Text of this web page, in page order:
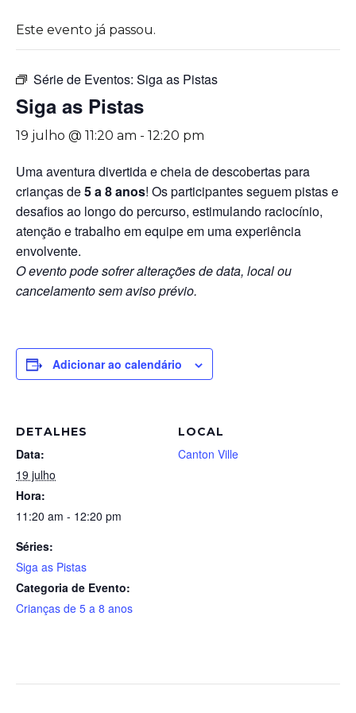
Este evento já passou.
Série de Eventos: Siga as Pistas
Siga as Pistas
19 julho @ 11:20 am - 12:20 pm
Uma aventura divertida e cheia de descobertas para
crianças de5 a 8 anos! Os participantes seguem pistas e
desafios ao longo do percurso, estimulando raciocínio,
atenção e trabalho em equipe em uma experiência
envolvente.
O evento pode sofrer alterações de data, local ou
cancelamento sem aviso prévio.
Adicionar ao calendário
DETALHES
Data:
19 julho
Hora:
11:20 am - 12:20 pm
Séries:
Siga as Pistas
Categoria de Evento:
Crianças de 5 a 8 anos
LOCAL
Canton Ville